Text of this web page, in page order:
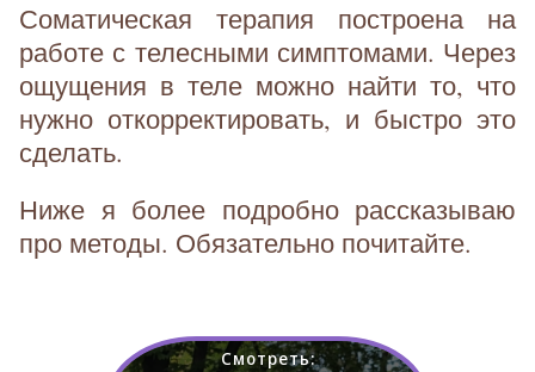
Соматическая терапия построена на
работе с телесными симптомами. Через
ощущения в теле можно найти то, что
нужно откорректировать, и быстро это
сделать.
Ниже я более подробно рассказываю
про методы. Обязательно почитайте.
Смотреть: